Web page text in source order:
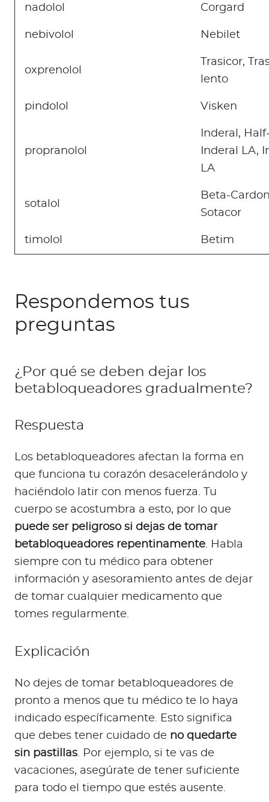
nadolol Corgard
nebivolol Nebilet
oxprenolol
Trasicor,
lento
pindolol Visken
propranolol
Inderal,
Inderal LA,
LA
sotalol
Beta-
Sotacor
timolol Betim
Respondemos tus
preguntas
¿Por qué se deben dejar los
betabloqueadores gradualmente?
Respuesta
Los betabloqueadores afectan la forma en
que funciona tu corazón desacelerándolo y
haciéndolo latir con menos fuerza. Tu
cuerpo se acostumbra a esto, por lo que
puede ser peligroso si dejas de tomar
betabloqueadores repentinamente. Habla
siempre con tu médico para obtener
información y asesoramiento antes de dejar
de tomar cualquier medicamento que
tomes regularmente.
Explicación
No dejes de tomar betabloqueadores de
pronto a menos que tu médico te lo haya
indicado específicamente. Esto significa
que debes tener cuidado de no quedarte
sin pastillas. Por ejemplo, si te vas de
vacaciones, asegúrate de tener suficiente
para todo el tiempo que estés ausente.